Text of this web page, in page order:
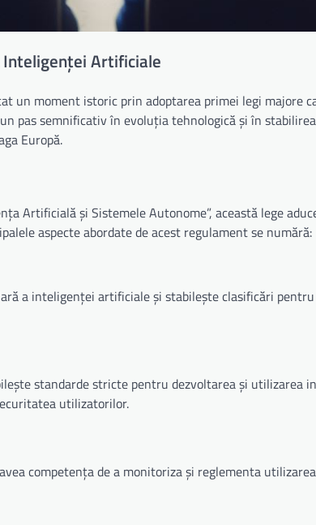
Inteligenței Artificiale
un moment istoric prin adoptarea primei legi majore
pas semnificativ în evoluția tehnologică și în
Europă.
Artificială și Sistemele Autonome”, această lege
aspecte abordate de acest regulament se numără:
a inteligenței artificiale și stabilește clasificări
standarde stricte pentru dezvoltarea și utilizarea
utilizatorilor.
competența de a monitoriza și reglementa